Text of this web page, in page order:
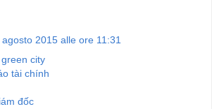
agosto 2015 alle ore 11:31
city
tài chính
đốc